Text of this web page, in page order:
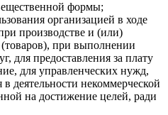
формы;
организацией в ходе
производстве и (или)
при выполнении
для предоставления за плату
для управленческих нужд,
деятельности некоммерческой
на достижение целей, ради